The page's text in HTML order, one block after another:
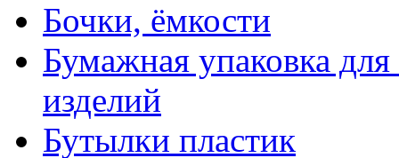
Бочки, ёмкости
Бумажная упаковка
изделий
Бутылки пластик